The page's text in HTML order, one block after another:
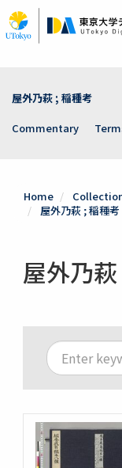
to
main
屋外乃萩 ; 稲種考
Commentary
Home
屋外乃萩 ; 稲種考
屋外乃